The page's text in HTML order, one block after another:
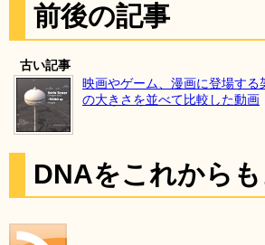
前後の記事
古い記事
映画やゲーム、漫画に登場する
の大きさを並べて比較した動画
DNAをこれから